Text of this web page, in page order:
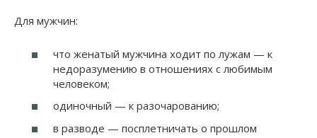
Для мужчин:
что женатый мужчина ходит по лужам — к
недоразумению в отношениях с любимым
человеком;
одиночный — к разочарованию;
в разводе — посплетничать о прошлом